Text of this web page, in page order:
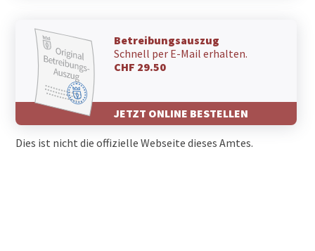
Betreibungsauszug
Schnell per E-Mail erhalten.
CHF 29.50
JETZT ONLINE BESTELLEN
Dies ist nicht die offizielle Webseite dieses Amtes.